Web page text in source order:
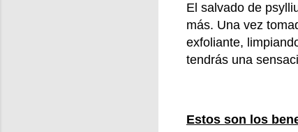
El salvado de
más. Una vez
exfoliante,
tendrás una
Estos son los